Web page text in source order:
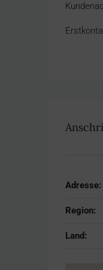
Adresse:
Region:
Land: